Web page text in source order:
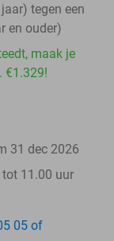
tegen een
en ouder)
maak je
€1.329!
31 dec 2026
11.00 uur
05 of